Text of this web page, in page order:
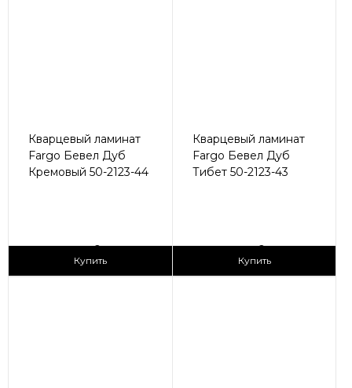
Кварцевый ламинат
Fargo Бевел Дуб
Кремовый 50-2123-44
2
Купить
Кварцевый ламинат
Fargo Бевел Дуб
Тибет 50-2123-43
2
Купить